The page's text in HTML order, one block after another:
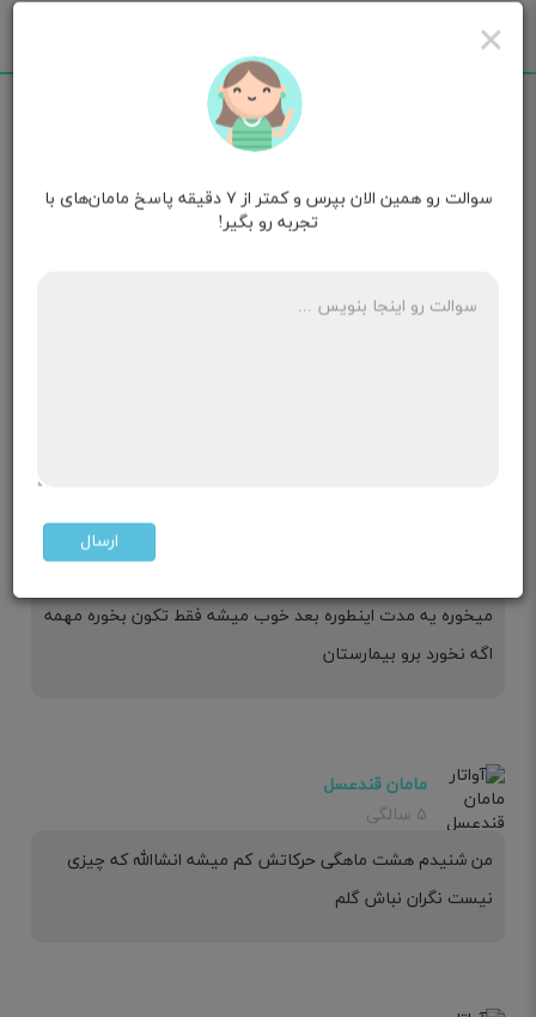
مامان معصومه کوچولو ۷ سالگی
میخوره یه مدت اینطوره بعد خوب میشه فقط تکون بخوره مهمه
اگه نخورد برو بیمارستان
مامان قندعسل
۵ سالگی
من شنیدم هشت ماهگی حرکاتش کم میشه انشاالله که چیزی
نیست نگران نباش گلم
×
سوالت رو همین الان بپرس و کمتر از ۷ دقیقه پاسخ مامان‌های با
تجربه رو بگیر!
ارسال